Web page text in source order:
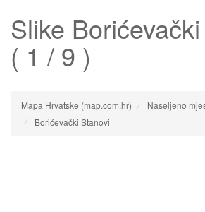
Slike
( 1 / 9 )
Mapa Hrvatske (map.com.hr)
Naseljeno
Borićevački Stanovi